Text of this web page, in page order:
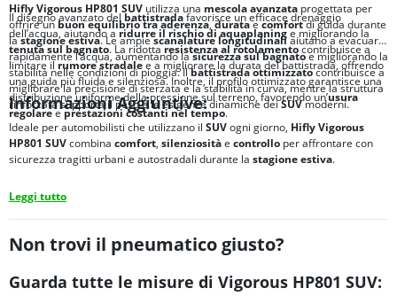
Il disegno avanzato delbattistradafavorisce un efficace drenaggio
dell’acqua, aiutando aridurre il rischio diaquaplaninge migliorando la
tenuta sul bagnato. La ridottaresistenza al rotolamentocontribuisce a
limitare ilrumore stradalee a migliorare la durata del battistrada, offrendo
una guida più fluida e silenziosa. Inoltre, il profilo ottimizzato garantisce una
distribuzione uniforme della pressione sul terreno, favorendo un’usura
regolareeprestazioni costanti nel tempo.
Hifly Vigorous HP801 SUV utilizza una mescola avanzata progettata per
offrire unbuon equilibrio traaderenza,durataecomfortdi guida durante
lastagione estiva. Le ampiescanalature longitudinaliaiutano a evacuare
rapidamente l’acqua, aumentando lasicurezza sul bagnatoe migliorando la
stabilità nelle condizioni di pioggia. Ilbattistrada ottimizzatocontribuisce a
migliorare la precisione di sterzata e la stabilità in curva, mentre la struttura
rinforzata supporta il peso e le esigenze dinamiche deiSUVmoderni.
Informazioni Aggiuntive:
Ideale per automobilisti che utilizzano il SUVogni giorno, Hifly Vigorous
HP801 SUVcombina comfort, silenziositàe controllo per affrontare con
sicurezza tragitti urbani e autostradali durante la stagione estiva.
Leggi tutto
Non trovi il pneumatico giusto?
Guarda tutte le misure di Vigorous HP801 SUV: